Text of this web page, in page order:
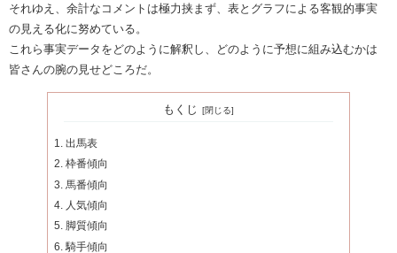
それゆえ、余計なコメントは極力挟まず、表とグラフによる客観的事実
の見える化に努めている。
これら事実データをどのように解釈し、どのように予想に組み込むかは
皆さんの腕の見せどころだ。
もくじ
出馬表
枠番傾向
馬番傾向
人気傾向
脚質傾向
騎手傾向